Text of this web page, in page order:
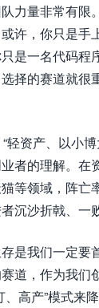
力量非常有限
许，你只是手
是一名代码程
择的赛道就很
轻资产、以小
者的理解。在
等领域，阵亡
沉沙折戟、一
是我们一定要
道，作为我们
、高产”模式来